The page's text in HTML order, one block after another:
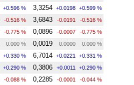
+0.596 % 3,3254 +0.0198 +0.599 %
-0.516 % 3,6843 -0.0191 -0.516 %
-0.775 % 0,0896 -0.0007 -0.775 %
0.000 % 0,0019 0.0000 0.000 %
+0.330 % 6,7014 +0.0221 +0.331 %
+0.290 % 0,3806 +0.0011 +0.290 %
-0.088 % 0,2285 -0.0001 -0.044 %